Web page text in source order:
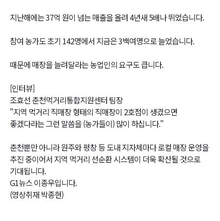
지난해에는 37억 원이 넘는 매출을 올려 4년새 5배나 뛰었습니다.
참여 농가도 초기 142명에서 지금은 3백여명으로 늘었습니다.
때문에 매장을 늘려달라는 농업인의 요구도 큽니다.
[인터뷰]
조효선 춘천먹거리통합지원센터 팀장
"지역 먹거리 직매장 형태의 직매장이 2호점이 생겼으면
좋겠다라는 그런 말씀을 (농가들이) 많이 하십니다."
춘천뿐만 아니라 원주와 평창 등 도내 지자체마다 로컬 매장 운영을
추진 중이어서 지역 먹거리 선순환 시스템이 더욱 확산될 것으로
기대됩니다.
G1뉴스 이종우입니다.
(영상취재 박종현)